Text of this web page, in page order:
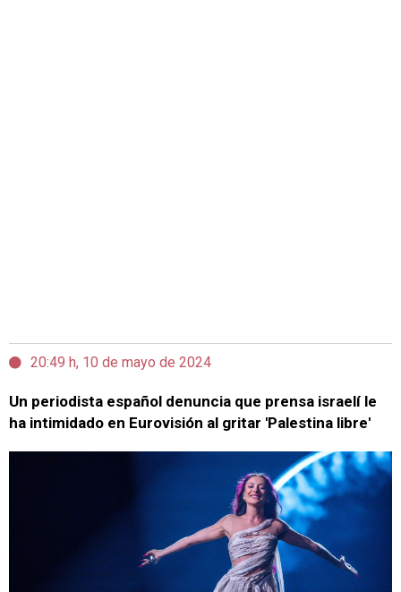
20:49 h, 10 de mayo de 2024
Un periodista español denuncia que prensa israelí le
ha intimidado en Eurovisión al gritar 'Palestina libre'